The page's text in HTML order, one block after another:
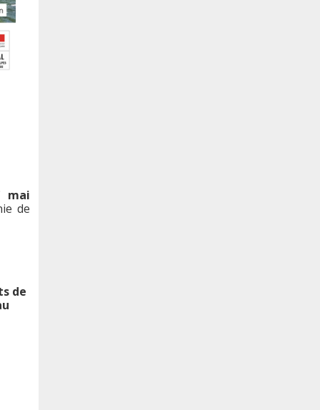
mai
de
de